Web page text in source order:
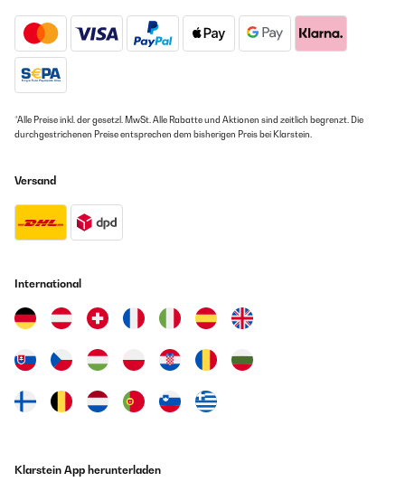
*Alle Preise inkl. der gesetzl. MwSt. Alle Rabatte und Aktionen sind zeitlich begrenzt. Die
durchgestrichenen Preise entsprechen dem bisherigen Preis bei Klarstein.
Versand
International
Klarstein App herunterladen